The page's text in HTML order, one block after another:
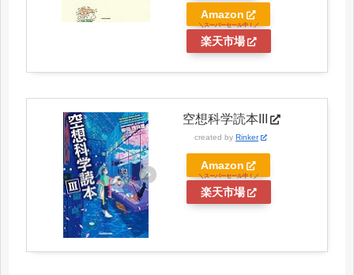
Amazon
楽天市場
空想科学読本III
created by Rinker
Amazon
楽天市場